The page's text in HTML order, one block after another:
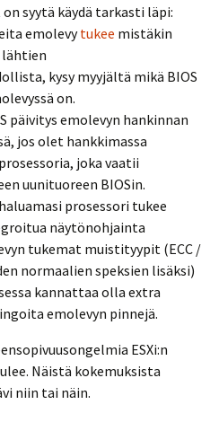
syytä käydä tarkasti läpi:
emolevytukee mistäkin
lähtien
kysy myyjältä mikä BIOS
on.
päivitys emolevyn hankinnan
jos olet hankkimassa
joka vaatii
uunituoreen BIOSin.
prosessori tukee
näytönohjainta
tukemat muistityypit (ECC /
normaalien speksien lisäksi)
kannattaa olla extra
emolevyn pinnejä.
ESXi:n
Näistä kokemuksista
niin tai näin.